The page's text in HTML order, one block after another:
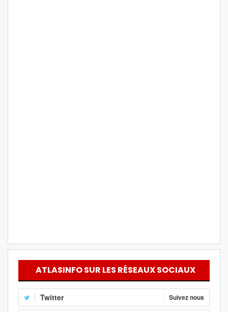
ATLASINFO SUR LES RÉSEAUX SOCIAUX
Twitter Suivez nous